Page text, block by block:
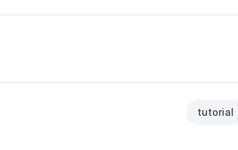
tutorial